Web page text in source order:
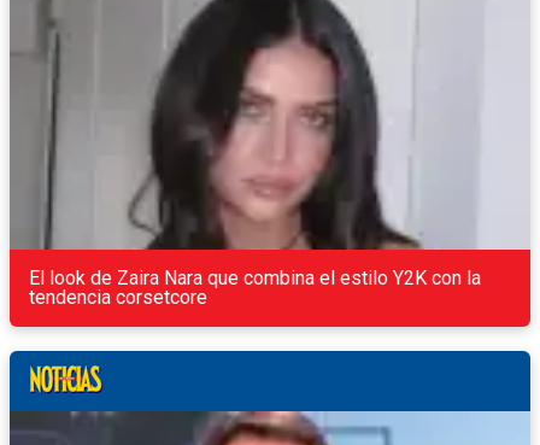
El look de Zaira Nara que combina el estilo Y2K con la
tendencia corsetcore